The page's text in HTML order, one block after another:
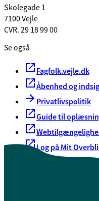
Skolegade 1
7100 Vejle
CVR. 29 18 99 00
Se også
Fagfolk.vejle.dk
Åbenhed og
Privatlivspolitik
Guide til
Log på Mit